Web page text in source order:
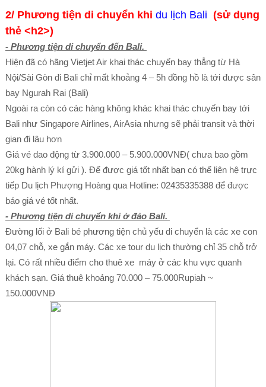
2/ Phương tiện di chuyển khi du lịch Bali (sử dụng
thẻ <h2>)
- Phương tiện di chuyển đến Bali.
Hiện đã có hãng Vietjet Air khai thác chuyến bay thẳng từ Hà
Nội/Sài Gòn đi Bali chỉ mất khoảng 4 – 5h đồng hồ là tới được sân
bay Ngurah Rai (Bali)
Ngoài ra còn có các hàng không khác khai thác chuyến bay tới
Bali như Singapore Airlines, AirAsia nhưng sẽ phải transit và thời
gian đi lâu hơn
Giá vé dao động từ 3.900.000 – 5.900.000VNĐ( chưa bao gồm
20kg hành lý kí gửi ). Để được giá tốt nhất bạn có thể liên hệ trực
tiếp Du lịch Phượng Hoàng qua Hotline: 02435335388 để được
báo giá vé tốt nhất.
- Phương tiện di chuyển khi ở đảo Bali.
Đường lối ở Bali bé phương tiện chủ yếu di chuyển là các xe con
04,07 chỗ, xe gắn máy. Các xe tour du lịch thường chỉ 35 chỗ trở
lại. Có rất nhiều điểm cho thuê xe máy ở các khu vực quanh
khách sạn. Giá thuê khoảng 70.000 – 75.000Rupiah ~
150.000VNĐ